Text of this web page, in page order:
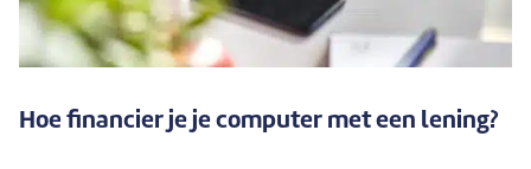
Hoe financier je je computer met een lening?